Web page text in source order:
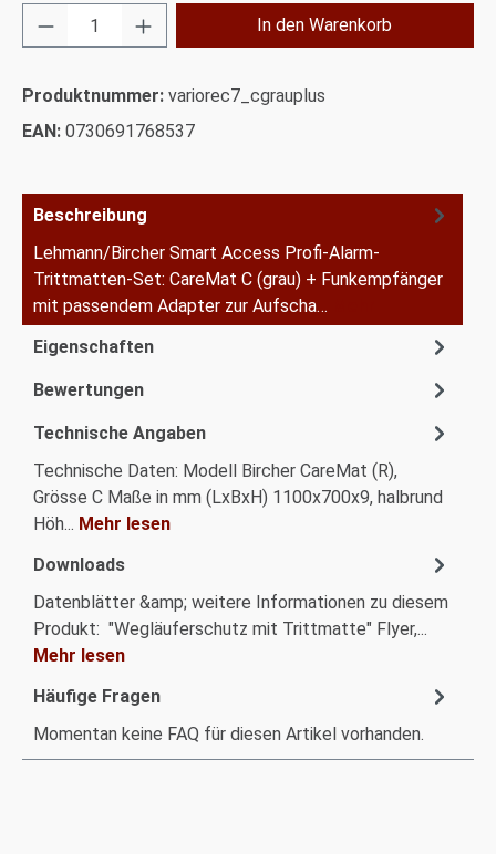
Produkt Anzahl: Gib den gewünschten
In den Warenkorb
Produktnummer: variorec7_cgrauplus
EAN: 0730691768537
Beschreibung
Lehmann/Bircher Smart Access Profi-Alarm-
Trittmatten-Set: CareMat C (grau) + Funkempfänger
mit passendem Adapter zur Aufscha…
Eigenschaften
Bewertungen
Technische Angaben
Technische Daten: Modell Bircher CareMat (R),
Grösse C Maße in mm (LxBxH) 1100x700x9, halbrund
Höh... Mehr lesen
Downloads
Datenblätter &amp; weitere Informationen zu diesem
Produkt: "Wegläuferschutz mit Trittmatte" Flyer,...
Mehr lesen
Häufige Fragen
Momentan keine FAQ für diesen Artikel vorhanden.